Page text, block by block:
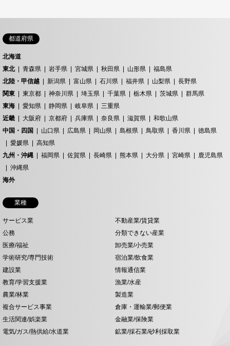
都道府県
北海道
東北
青森県 岩手県 宮城県 秋田県 山形県
福島県
北陸・甲信越
新潟県 富山県 石川県 福井県 山梨県
長野県
関東
東京都 神奈川県 埼玉県 千葉県 栃木県 茨城県
群馬県
東海
愛知県 静岡県 岐阜県
三重県
近畿
大阪府 京都府 兵庫県 奈良県 滋賀県
和歌山県
中国・四国
山口県 広島県 岡山県 島根県 鳥取県 香川県
徳島県
愛媛県
高知県
九州・沖縄
福岡県 佐賀県 長崎県 熊本県 大分県 宮崎県
鹿児島県
沖縄県
海外
業種
サービス業
不動産業/賃貸業
公務
分類できない産業
医療/福祉
卸売業/小売業
学術研究/専門技術
宿泊業/飲食業
建設業
情報通信業
教育/学習支援業
漁業/水産
農業/林業
製造業
複合サービス事業
倉庫・運輸業/郵便業
生活関連/娯楽業
金融業/保険業
電気/ガス/熱供給/水道業
鉱業/採石業/砂利採取業